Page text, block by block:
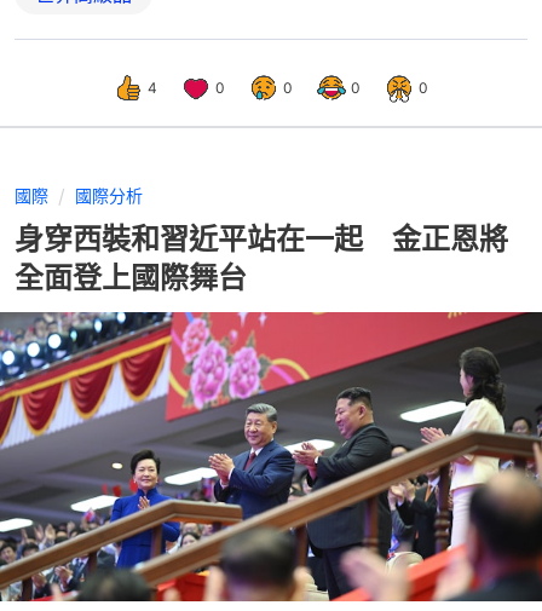
4 0 0 0 0
國際 國際分析
身穿西裝和習近平站在一起 金正恩將
全面登上國際舞台